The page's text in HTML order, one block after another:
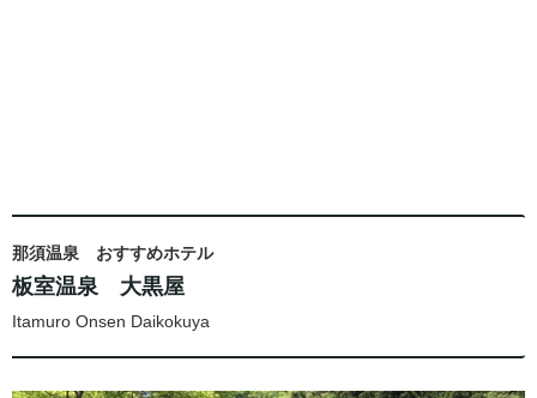
那須温泉 おすすめホテル
板室温泉 大黒屋
Itamuro Onsen Daikokuya